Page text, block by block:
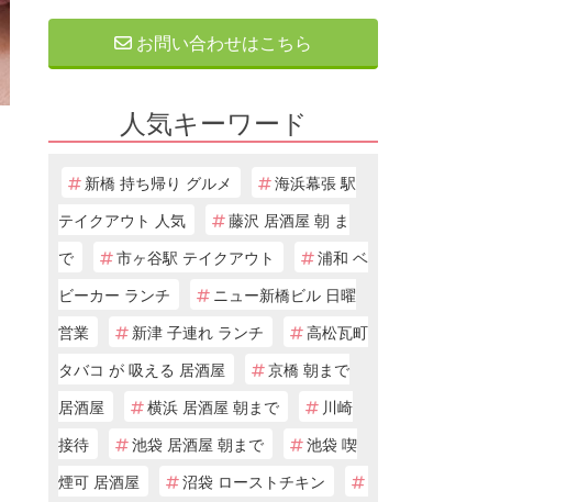
お問い合わせはこちら
人気キーワード
新橋 持ち帰り グルメ
海浜幕張 駅
テイクアウト 人気
藤沢 居酒屋 朝 ま
で
市ヶ谷駅 テイクアウト
浦和 ベ
ビーカー ランチ
ニュー新橋ビル 日曜
営業
新津 子連れ ランチ
高松瓦町
タバコ が 吸える 居酒屋
京橋 朝まで
居酒屋
横浜 居酒屋 朝まで
川崎
接待
池袋 居酒屋 朝まで
池袋 喫
煙可 居酒屋
沼袋 ローストチキン